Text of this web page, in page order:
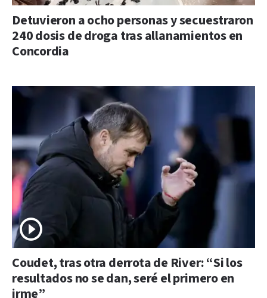
Detuvieron a ocho personas y secuestraron
240 dosis de droga tras allanamientos en
Concordia
Coudet, tras otra derrota de River: “Si los
resultados no se dan, seré el primero en
irme”